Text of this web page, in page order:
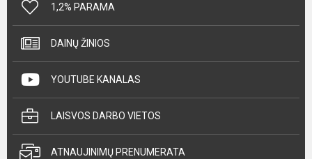
1,2% PARAMA
DAINŲ ŽINIOS
YOUTUBE KANALAS
LAISVOS DARBO VIETOS
ATNAUJINIMŲ PRENUMERATA